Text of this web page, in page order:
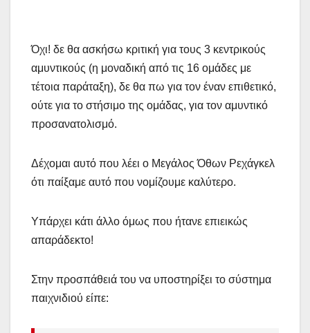
Όχι! δε θα ασκήσω κριτική για τους 3 κεντρικούς
αμυντικούς (η μοναδική από τις 16 ομάδες με
τέτοια παράταξη), δε θα πω για τον έναν επιθετικό,
ούτε για το στήσιμο της ομάδας, για τον αμυντικό
προσανατολισμό.
Δέχομαι αυτό που λέει ο Μεγάλος Όθων Ρεχάγκελ
ότι παίξαμε αυτό που νομίζουμε καλύτερο.
Υπάρχει κάτι άλλο όμως που ήτανε επιεικώς
απαράδεκτο!
Στην προσπάθειά του να υποστηρίξει το σύστημα
παιχνιδιού είπε: